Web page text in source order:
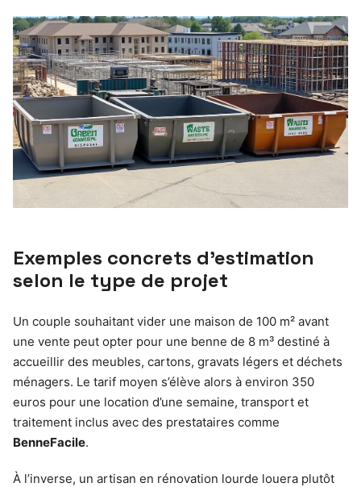
Exemples concrets d’estimation
selon le type de projet
Un couple souhaitant vider une maison de 100 m² avant
une vente peut opter pour une benne de 8 m³ destiné à
accueillir des meubles, cartons, gravats légers et déchets
ménagers. Le tarif moyen s’élève alors à environ 350
euros pour une location d’une semaine, transport et
traitement inclus avec des prestataires comme
BenneFacile.
À l’inverse, un artisan en rénovation lourde louera plutôt